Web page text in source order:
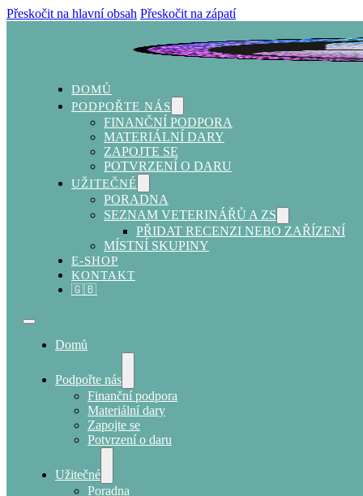
Přeskočit na hlavní obsah Přeskočit na zápatí
DOMŮ
PODPOŘTE NÁS
FINANČNÍ PODPORA
MATERIÁLNÍ DARY
ZAPOJTE SE
POTVRZENÍ O DARU
UŽITEČNÉ
PORADNA
SEZNAM VETERINÁŘŮ A ZS
PŘIDAT RECENZI NEBO ZAŘÍZENÍ
MÍSTNÍ SKUPINY
E-SHOP
KONTAKT
🇬🇧
Domů
Podpořte nás
Finanční podpora
Materiální dary
Zapojte se
Potvrzení o daru
Užitečné
Poradna